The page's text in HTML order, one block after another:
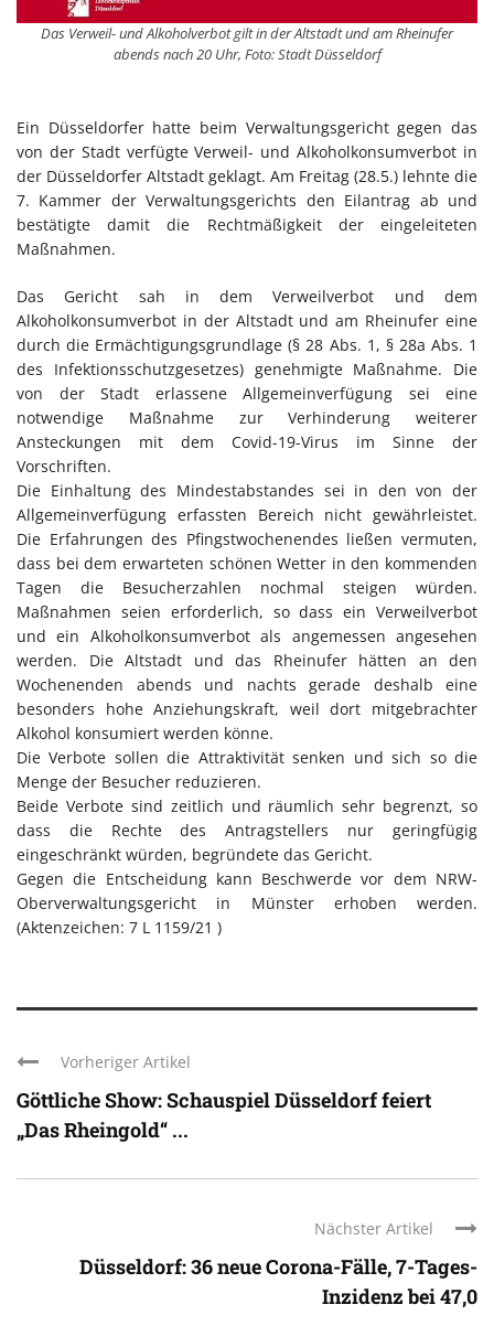
Das Verweil- und Alkoholverbot gilt in der Altstadt und am Rheinufer
abends nach 20 Uhr, Foto: Stadt Düsseldorf
Ein Düsseldorfer hatte beim Verwaltungsgericht gegen das
von der Stadt verfügte Verweil- und Alkoholkonsumverbot in
der Düsseldorfer Altstadt geklagt. Am Freitag (28.5.) lehnte die
7. Kammer der Verwaltungsgerichts den Eilantrag ab und
bestätigte damit die Rechtmäßigkeit der eingeleiteten
Maßnahmen.
Das Gericht sah in dem Verweilverbot und dem
Alkoholkonsumverbot in der Altstadt und am Rheinufer eine
durch die Ermächtigungsgrundlage (§ 28 Abs. 1, § 28a Abs. 1
des Infektionsschutzgesetzes) genehmigte Maßnahme. Die
von der Stadt erlassene Allgemeinverfügung sei eine
notwendige Maßnahme zur Verhinderung weiterer
Ansteckungen mit dem Covid-19-Virus im Sinne der
Vorschriften.
Die Einhaltung des Mindestabstandes sei in den von der
Allgemeinverfügung erfassten Bereich nicht gewährleistet.
Die Erfahrungen des Pfingstwochenendes ließen vermuten,
dass bei dem erwarteten schönen Wetter in den kommenden
Tagen die Besucherzahlen nochmal steigen würden.
Maßnahmen seien erforderlich, so dass ein Verweilverbot
und ein Alkoholkonsumverbot als angemessen angesehen
werden. Die Altstadt und das Rheinufer hätten an den
Wochenenden abends und nachts gerade deshalb eine
besonders hohe Anziehungskraft, weil dort mitgebrachter
Alkohol konsumiert werden könne.
Die Verbote sollen die Attraktivität senken und sich so die
Menge der Besucher reduzieren.
Beide Verbote sind zeitlich und räumlich sehr begrenzt, so
dass die Rechte des Antragstellers nur geringfügig
eingeschränkt würden, begründete das Gericht.
Gegen die Entscheidung kann Beschwerde vor dem NRW-
Oberverwaltungsgericht in Münster erhoben werden.
(Aktenzeichen: 7 L 1159/21 )
Vorheriger Artikel
Göttliche Show: Schauspiel Düsseldorf feiert
„Das Rheingold“ ...
Nächster Artikel
Düsseldorf: 36 neue Corona-Fälle, 7-Tages-
Inzidenz bei 47,0